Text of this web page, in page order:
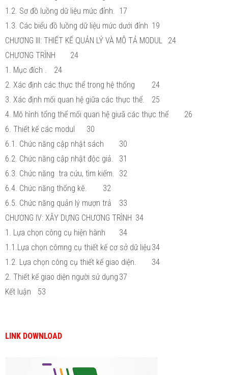
1.2. Sơ đồ luồng dữ liệu mức đỉnh.
17
1.3. Các biểu đồ luồng dữ liệu mức dưới đỉnh 19
CHƯƠNG III: THIẾT KẾ QUẢN LÝ VÀ MÔ TẢ MODUL
24
CHƯƠNG TRÌNH
24
1. Mục đích .
24
2. Xác định các thực thể trong hệ thống
24
3. Xác định mối quan hệ giữa các thực thể.
25
4. Mô hình tổng thể mối quan hệ giưã các thực thể
26
6. Thiết kế các modul
30
6.1. Chức năng cập nhật sách
30
6.2. Chức năng cập nhật độc giả.
31
6.3. Chức năng tra cứu, tìm kiếm.
32
6.4. Chức năng thống kê.
32
6.5. Chức năng quản lý mượn trả
33
CHƯƠNG IV: XÂY DỰNG CHƯƠNG TRÌNH 34
1. Lựa chọn công cụ hiện hành
34
1.1.Lựa chọn cômng cụ thiết kế cơ sở dữ liệu 34
1.2. Lựa chọn công cụ thiết kế giao diện.
34
2. Thiết kế giao diện người sử dụng 37
Kết luận
53
LINK DOWNLOAD